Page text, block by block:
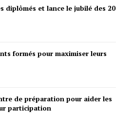
diplômés et lance le jubilé des 20
formés pour maximiser leurs
de préparation pour aider les
participation